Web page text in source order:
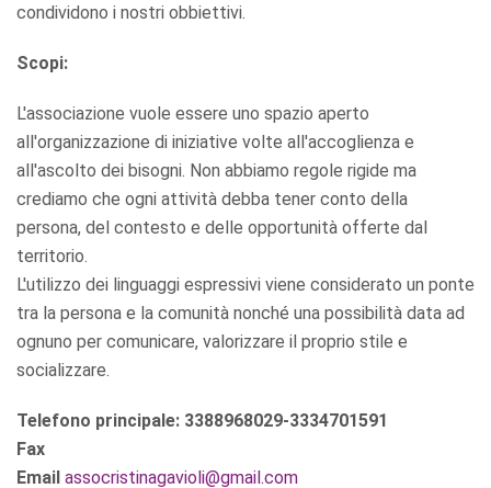
condividono i nostri obbiettivi.
Scopi:
L'associazione vuole essere uno spazio aperto
all'organizzazione di iniziative volte all'accoglienza e
all'ascolto dei bisogni. Non abbiamo regole rigide ma
crediamo che ogni attività debba tener conto della
persona, del contesto e delle opportunità offerte dal
territorio.
L'utilizzo dei linguaggi espressivi viene considerato un ponte
tra la persona e la comunità nonché una possibilità data ad
ognuno per comunicare, valorizzare il proprio stile e
socializzare.
Telefono principale: 3388968029-3334701591
Fax
Email assocristinagavioli@gmail.com